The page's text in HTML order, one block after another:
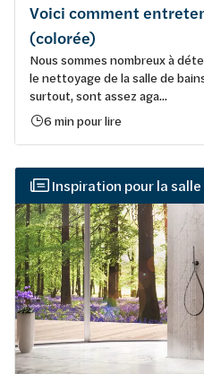
Voici comment
(colorée)
Nous sommes nombreux à
le nettoyage de la salle de
surtout, sont assez aga...
6 min pour lire
Inspiration pour la